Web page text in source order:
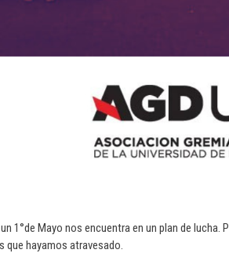
1°de Mayo nos encuentra en un plan de
hayamos atravesado.